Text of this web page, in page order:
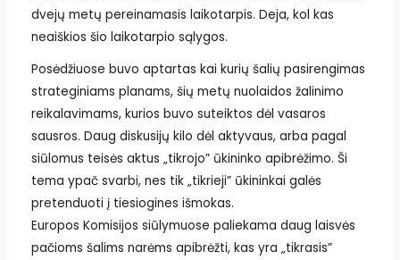
dvejų metų pereinamasis laikotarpis. Deja, kol kas
neaiškios šio laikotarpio sąlygos.
Posėdžiuose buvo aptartas kai kurių šalių pasirengimas
strateginiams planams, šių metų nuolaidos žalinimo
reikalavimams, kurios buvo suteiktos dėl vasaros
sausros. Daug diskusijų kilo dėl aktyvaus, arba pagal
siūlomus teisės aktus „tikrojo” ūkininko apibrėžimo. Ši
tema ypač svarbi, nes tik „tikrieji” ūkininkai galės
pretenduoti į tiesiogines išmokas.
Europos Komisijos siūlymuose paliekama daug laisvės
pačioms šalims narėms apibrėžti, kas yra „tikrasis”